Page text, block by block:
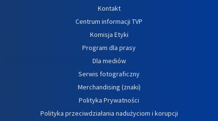
Kontakt
Centrum informacji TVP
Komisja Etyki
Program dla prasy
Dla mediów
Serwis fotograficzny
Merchandising (znaki)
Polityka Prywatności
Polityka przeciwdziałania nadużyciom i korupcji